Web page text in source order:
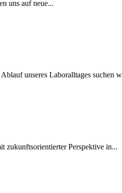
uns auf neue...
unseres Laboralltages suchen
zukunftsorientierter Perspektive in...